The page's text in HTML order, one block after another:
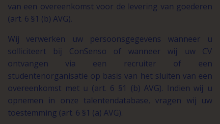
van een overeenkomst voor de levering van goederen
(art. 6 §1 (b) AVG).
Wij verwerken uw persoonsgegevens wanneer u
solliciteert bij ConSenso of wanneer wij uw CV
ontvangen via een recruiter of een
studentenorganisatie op basis van het sluiten van een
overeenkomst met u (art. 6 §1 (b) AVG). Indien wij u
opnemen in onze talentendatabase, vragen wij uw
toestemming (art. 6 §1 (a) AVG).